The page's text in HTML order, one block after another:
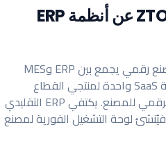
لماذا يختلف ZTO Fabrika عن أنظمة ERP
ZTO Fabrika هو نظام تشغيل مصنع رقمي يجمع بين ERP وMES
والمالية وإنترنت الأشياء في منصة SaaS واحدة لمنتجي القطاع
الزراعي والغذائي، ليُنشئ التوأم الرقمي للمصنع. يكتفي ERP التقليدي
بتسجيل البيانات؛ أما ZTO Fabrika فيُنشئ لوحة التشغيل الفورية لمصنع